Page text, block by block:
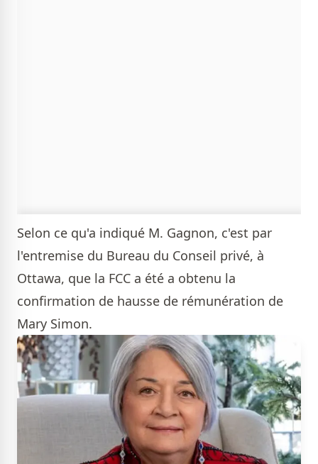
Selon ce qu'a indiqué M. Gagnon, c'est par
l'entremise du Bureau du Conseil privé, à
Ottawa, que la FCC a été a obtenu la
confirmation de hausse de rémunération de
Mary Simon.